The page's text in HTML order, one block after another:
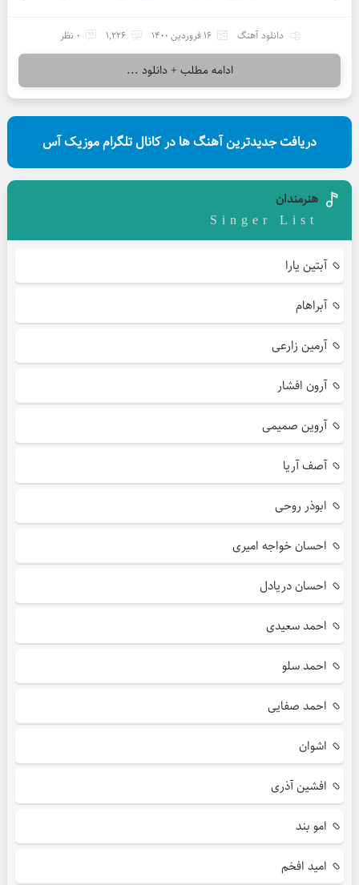
دانلود آهنگ 16 فروردین 1400 1,226 0 نظر
ادامه مطلب + دانلود ...
دریافت جدیدترین آهنگ ها در کانال تلگرام موزیک آس
هنرمندان
Singer List
آبتین یارا
آبراهام
آرمین زارعی
آرون افشار
آروین صمیمی
آصف آریا
ابوذر روحی
احسان خواجه امیری
احسان دریادل
احمد سعیدی
احمد سلو
احمد صفایی
اشوان
افشین آذری
امو بند
امید افخم